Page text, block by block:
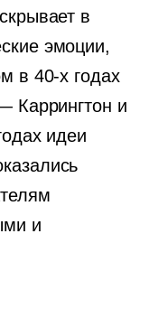
в
эмоции,
в 40-х годах
Каррингтон и
идеи
и